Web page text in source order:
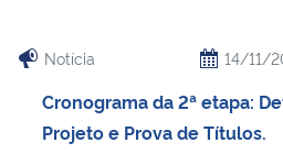
Notícia 14/11/
Cronograma da 2ª etapa:
Projeto e Prova de Títulos.